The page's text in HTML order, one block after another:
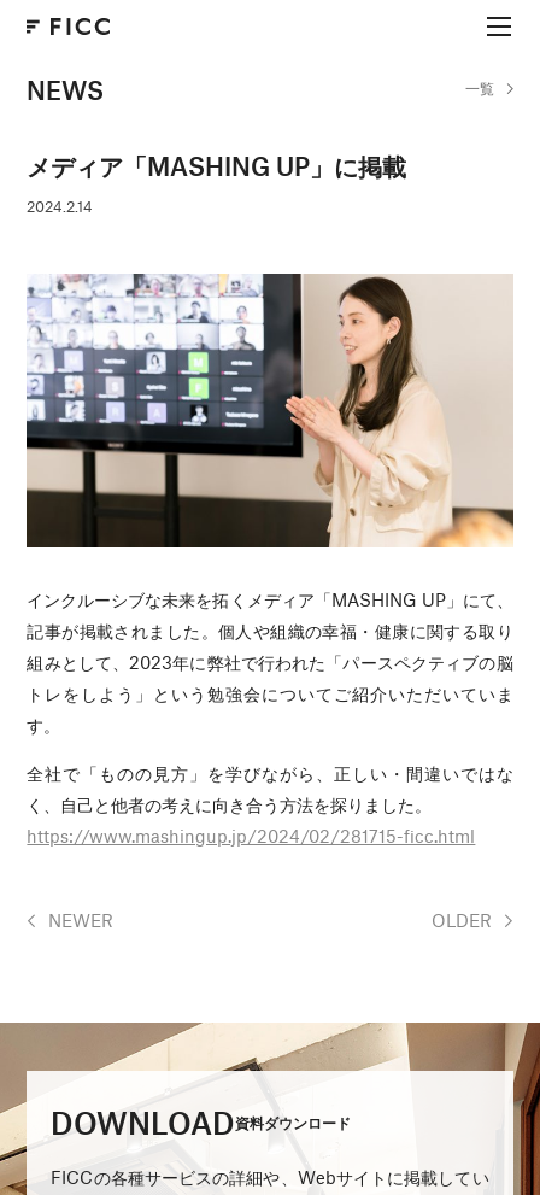
NEWS 一覧
メディア「MASHING UP」に掲載
2024.2.14
インクルーシブな未来を拓くメディア「MASHING UP」にて、
記事が掲載されました。個人や組織の幸福・健康に関する取り
組みとして、2023年に弊社で行われた「パースペクティブの脳
トレをしよう」という勉強会についてご紹介いただいていま
す。
全社で「ものの見方」を学びながら、正しい・間違いではな
く、自己と他者の考えに向き合う方法を探りました。
https://www.mashingup.jp/2024/02/281715-ficc.html
NEWER OLDER
DOWNLOAD資料ダウンロード
FICCの各種サービスの詳細や、Webサイトに掲載してい